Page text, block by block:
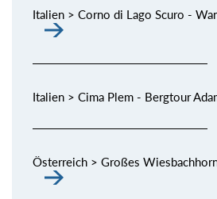
Italien > Corno di Lago Scuro -
Italien > Cima Plem - Bergtour
Österreich > Großes